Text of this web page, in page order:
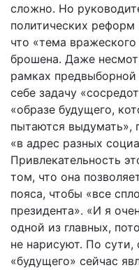
сложно. Но
политических
что «тема
брошена. Даже
рамках
себе задачу
«образе будущего,
пытаются выдумать»,
«в адрес разных
Привлекательность
том, что она
пояса, чтобы «все
президента». «И я
одной из главных,
не нарисуют. По сути,
«будущего» сейчас